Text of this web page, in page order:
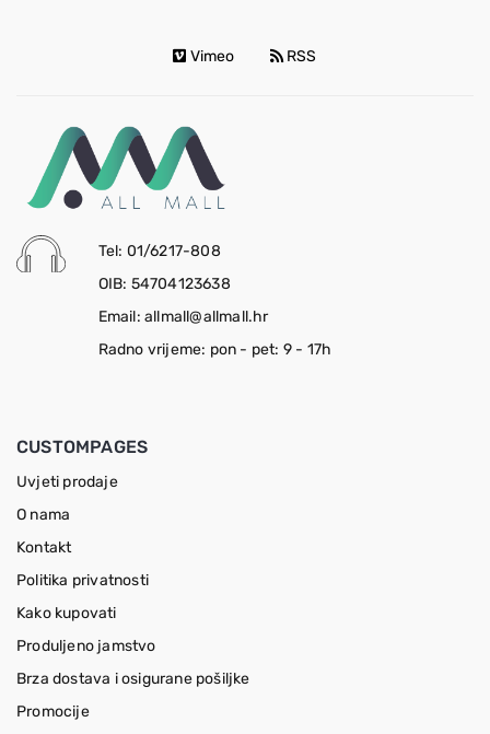
Vimeo RSS
Tel: 01/6217-808
OIB: 54704123638
Email: allmall@allmall.hr
Radno vrijeme: pon - pet: 9 - 17h
CUSTOMPAGES
Uvjeti prodaje
O nama
Kontakt
Politika privatnosti
Kako kupovati
Produljeno jamstvo
Brza dostava i osigurane pošiljke
Promocije